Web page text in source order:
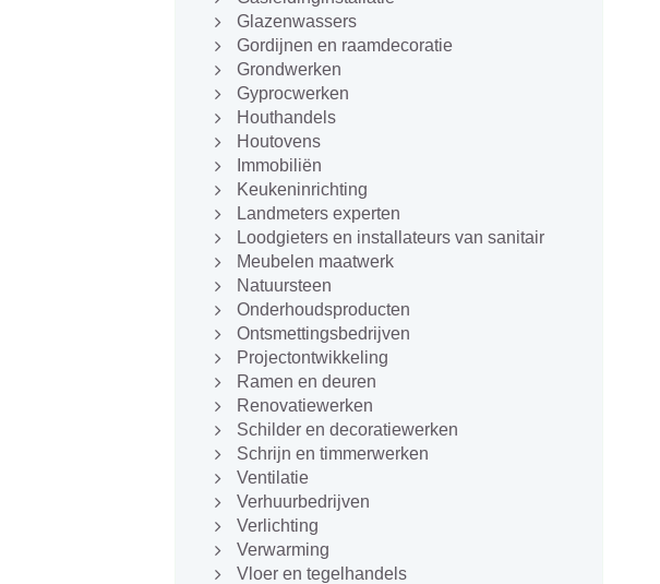
Glazenwassers
Gordijnen en raamdecoratie
Grondwerken
Gyprocwerken
Houthandels
Houtovens
Immobiliën
Keukeninrichting
Landmeters experten
Loodgieters en installateurs van sanitair
Meubelen maatwerk
Natuursteen
Onderhoudsproducten
Ontsmettingsbedrijven
Projectontwikkeling
Ramen en deuren
Renovatiewerken
Schilder en decoratiewerken
Schrijn en timmerwerken
Ventilatie
Verhuurbedrijven
Verlichting
Verwarming
Vloer en tegelhandels